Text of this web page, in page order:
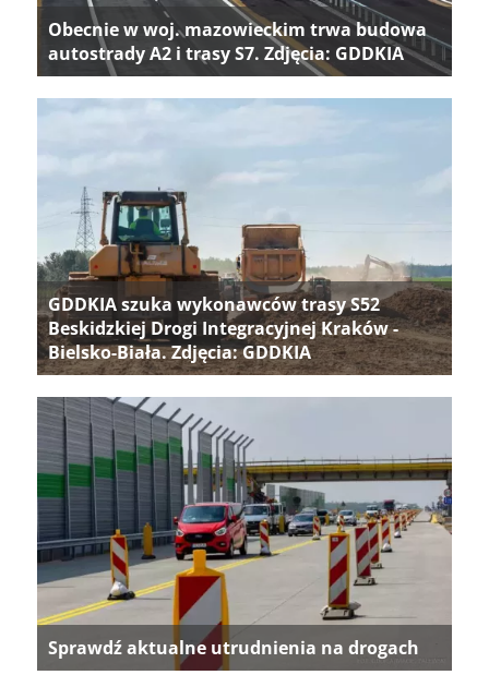
Obecnie w woj. mazowieckim trwa budowa
autostrady A2 i trasy S7. Zdjęcia: GDDKIA
GDDKIA szuka wykonawców trasy S52
Beskidzkiej Drogi Integracyjnej Kraków -
Bielsko-Biała. Zdjęcia: GDDKIA
Sprawdź aktualne utrudnienia na drogach